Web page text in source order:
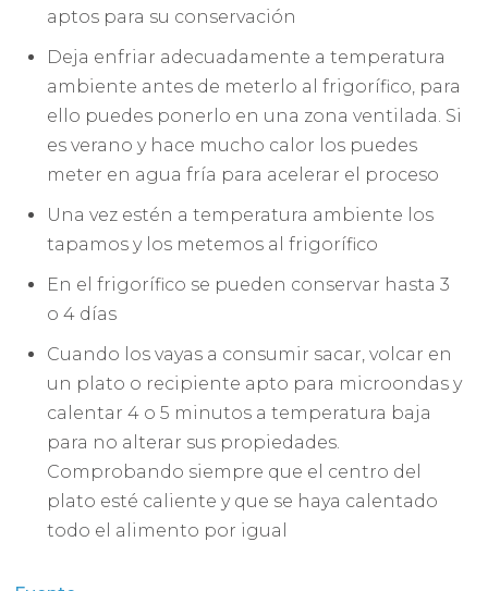
aptos para su conservación
Deja enfriar adecuadamente a temperatura
ambiente antes de meterlo al frigorífico, para
ello puedes ponerlo en una zona ventilada. Si
es verano y hace mucho calor los puedes
meter en agua fría para acelerar el proceso
Una vez estén a temperatura ambiente los
tapamos y los metemos al frigorífico
En el frigorífico se pueden conservar hasta 3
o 4 días
Cuando los vayas a consumir sacar, volcar en
un plato o recipiente apto para microondas y
calentar 4 o 5 minutos a temperatura baja
para no alterar sus propiedades.
Comprobando siempre que el centro del
plato esté caliente y que se haya calentado
todo el alimento por igual